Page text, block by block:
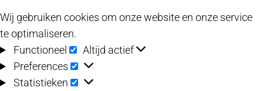
Wij gebruiken cookies om onze website en onze service
te optimaliseren.
Functioneel
Functioneel
Altijd actief
Preferences
Preferences
Statistieken Statistieken